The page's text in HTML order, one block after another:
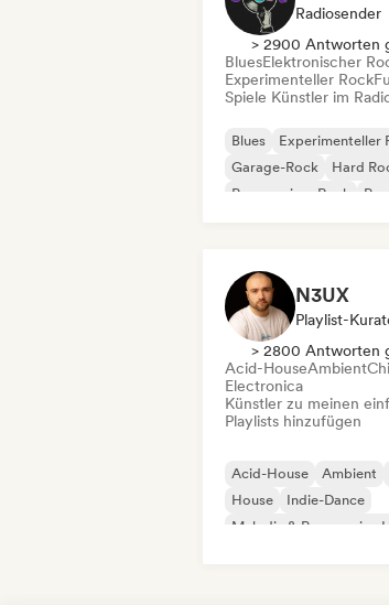
Radiosender
> 2900 Antworten
BluesElektronischer
Experimenteller Rock
Spiele Künstler im
Blues
Experimenteller
Garage-Rock
Hard
Progressiver Rock
N3UX
Playlist-
> 2800 Antworten
Acid-HouseAmbient
Electronica
Künstler zu meinen
Playlists hinzufügen
Acid-House Ambient
House
Indie-Dance
Melodic & Progressive